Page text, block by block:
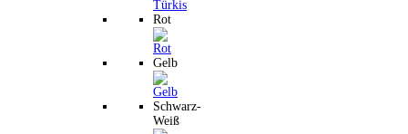
Rot
Gelb
Schwarz-
Weiß